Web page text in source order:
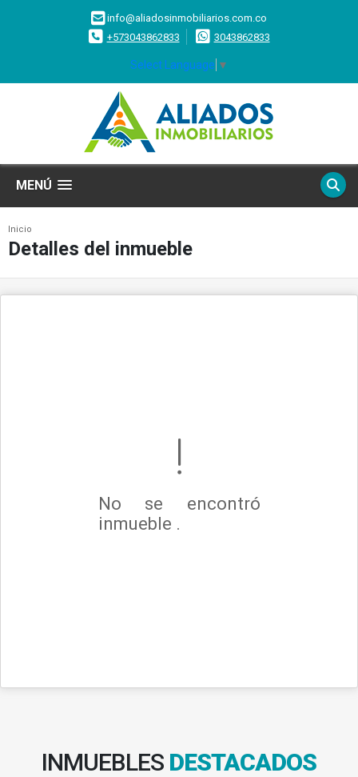
info@aliadosinmobiliarios.com.co
+573043862833
3043862833
Select Language ▼
MENÚ
Inicio
Detalles del inmueble
No se encontró
inmueble .
INMUEBLES DESTACADOS